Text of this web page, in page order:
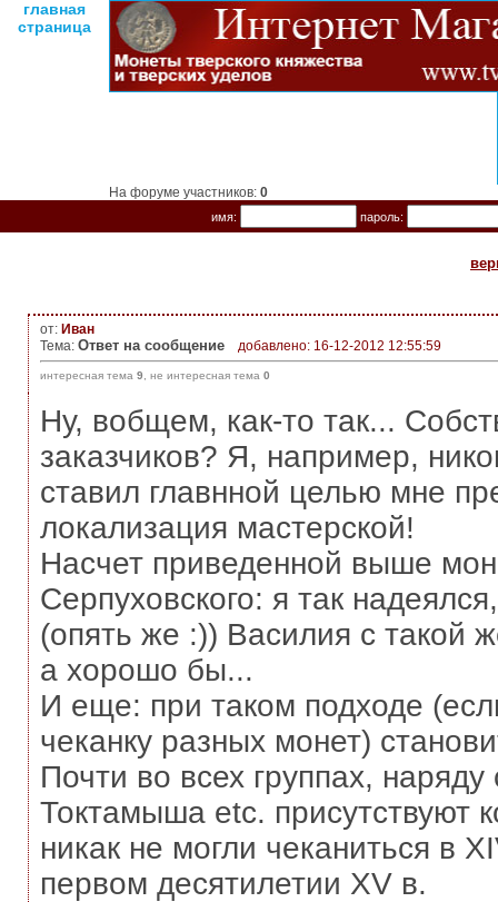
главная
страница
На форуме участников: 0
имя: пароль:
от: Иван
Тема: Ответ на сообщение добавлено: 16-12-2012 12:55:59
интересная тема 9 , не интересная тема 0
Ну, вобщем, как-то так...
заказчиков? Я, например,
ставил главнной целью мне
локализация мастерской!
Насчет приведенной выше
Серпуховского: я так
(опять же :)) Василия с такой
а хорошо бы...
И еще: при таком подходе
чеканку разных монет)
Почти во всех группах,
Токтамыша etc. присутствуют
никак не могли чеканиться в
первом десятилетии XV в.